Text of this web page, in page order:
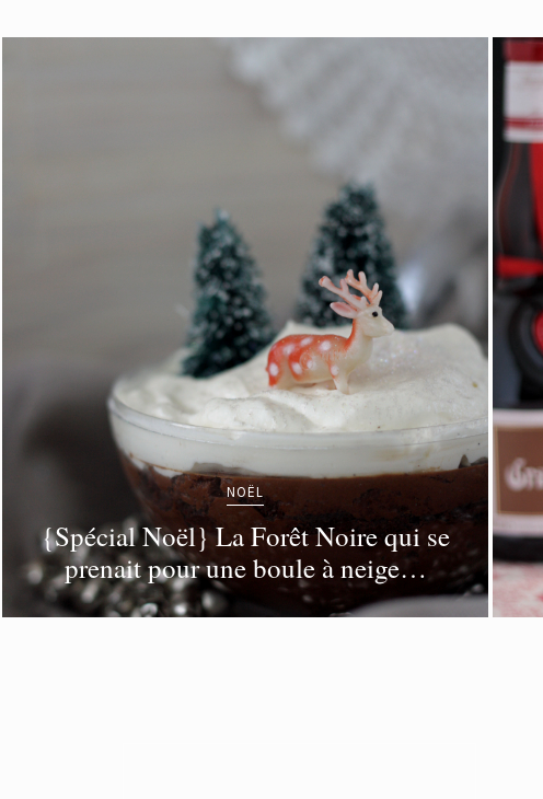
NOËL
{Spécial Noël} La Forêt Noire qui se
prenait pour une boule à neige…